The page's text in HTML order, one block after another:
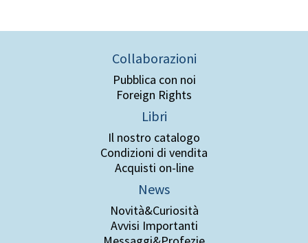
Collaborazioni
Pubblica con noi
Foreign Rights
Libri
Il nostro catalogo
Condizioni di vendita
Acquisti on-line
News
Novità&Curiosità
Avvisi Importanti